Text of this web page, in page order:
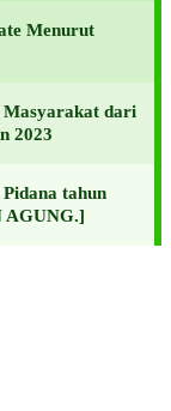
Menurut
Masyarakat dari
2023
tahun
AGUNG.]